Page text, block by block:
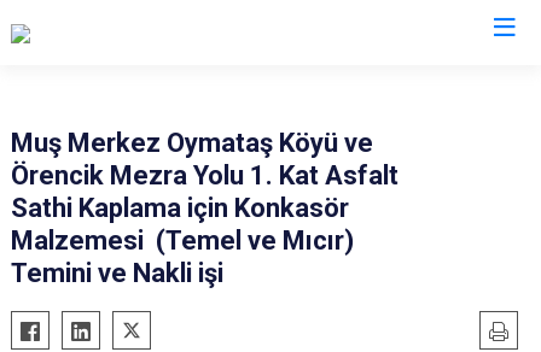
Bulanık
Hasköy
Korkut
Varto
Muş Merkez Oymataş Köyü ve
Örencik Mezra Yolu 1. Kat Asfalt
Sathi Kaplama için Konkasör
Malzemesi (Temel ve Mıcır)
Temini ve Nakli işi